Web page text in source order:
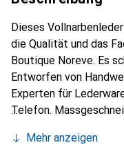
Dieses
die Qualität und das
Boutique Noreve. Es
Entworfen von
Experten für
Telefon.
integralen Accessoire
Mehr anzeigen